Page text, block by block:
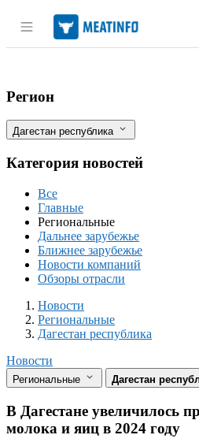
Раздел навигации
В Дагестане
Фильтры
Регион
Дагестан республика
Категория новостей
Все
Главные
Региональные
Дальнее зарубежье
Ближнее зарубежье
Новости компаний
Обзоры отрасли
Новости
Разделы
Новости
Региональные
Дагестан республика
Новости
Региональные Дагестан
В Дагестане увеличилось
молока и яиц в 2024 году